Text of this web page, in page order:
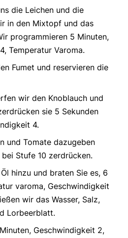
die Leichen und die
in den Mixtopf und das
programmieren 5 Minuten,
Temperatur Varoma.
Fumet und reservieren die
wir den Knoblauch und
sie 5 Sekunden
4.
und Tomate dazugeben
Stufe 10 zerdrücken.
hinzu und braten Sie es, 6
varoma, Geschwindigkeit
wir das Wasser, Salz,
Lorbeerblatt.
Geschwindigkeit 2,